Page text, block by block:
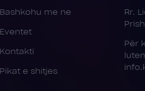
Bashkohu me ne
Eventet
Kontakti
Pikat e shitjes
Rr.
Për